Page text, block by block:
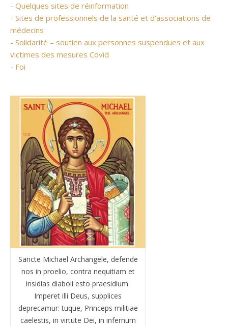
- Quelques sites de réinformation
- Sites de professionnels de la santé et d’associations de
médecins
- Solidarité – soutien aux personnes suspendues et aux
victimes des mesures Covid
- Foi
Sancte Michael Archangele, defende
nos in proelio, contra nequitiam et
insidias diaboli esto praesidium.
Imperet illi Deus, supplices
deprecamur: tuque, Princeps militiae
caelestis, in virtute Dei, in infernum